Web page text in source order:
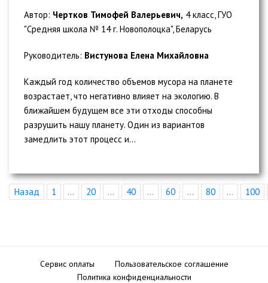
Автор: Чертков Тимофей Валерьевич, 4 класс, ГУО
"Средняя школа № 14 г. Новополоцка", Беларусь
Руководитель: Вистунова Елена Михайловна
Каждый год количество объемов мусора на планете
возрастает, что негативно влияет на экологию. В
ближайшем будущем все эти отходы способны
разрушить нашу планету. Один из вариантов
замедлить этот процесс и...
Назад 1 ... 20 ... 40 ... 60 ... 80 ... 100
Сервис оплаты
Пользовательское соглашение
Политика конфиденциальности